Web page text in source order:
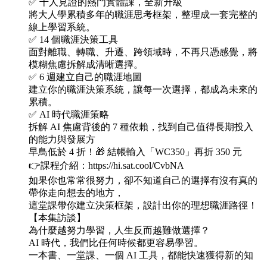
✅ 千人見證的熱門實體課，全新升級
將大人學累積多年的職涯思考框架，整理成一套完整的
線上學習系統。
✅ 14 個職涯決策工具
面對離職、轉職、升遷、跨領域時，不再只憑感覺，將
模糊焦慮拆解成清晰選擇。
✅ 6 週建立自己的職涯地圖
建立你的職涯決策系統，讓每一次選擇，都成為未來的
累積。
✅ AI 時代職涯策略
拆解 AI 焦慮背後的 7 種依賴，找到自己值得長期投入
的能力與發展方
早鳥低於 4 折！🎁 結帳輸入「WC350」再折 350 元
👉課程介紹：https://hi.sat.cool/CvbNA
如果你也常常很努力，卻不知道自己的選擇有沒有真的
帶你走向想去的地方，
這堂課帶你建立決策框架，設計出你的理想職涯路徑！
【本集訪談】
為什麼越努力學習，人生反而越難做選擇？
AI 時代，我們比任何時候都更容易學習。
一本書、一堂課、一個 AI 工具，都能快速獲得新的知